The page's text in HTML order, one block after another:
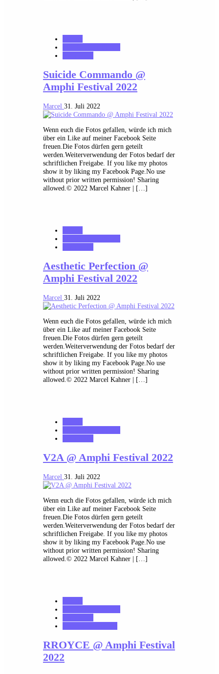
Suicide Commando @
Amphi Festival 2022
Marcel 31. Juli 2022
Wenn euch die Fotos gefallen, würde ich mich
über ein Like auf meiner Facebook Seite
freuen.Die Fotos dürfen gern geteilt
werden.Weiterverwendung der Fotos bedarf der
schriftlichen Freigabe. If you like my photos
show it by liking my Facebook Page.No use
without prior written permission! Sharing
allowed.© 2022 Marcel Kahner | […]
Aesthetic Perfection @
Amphi Festival 2022
Marcel 31. Juli 2022
Wenn euch die Fotos gefallen, würde ich mich
über ein Like auf meiner Facebook Seite
freuen.Die Fotos dürfen gern geteilt
werden.Weiterverwendung der Fotos bedarf der
schriftlichen Freigabe. If you like my photos
show it by liking my Facebook Page.No use
without prior written permission! Sharing
allowed.© 2022 Marcel Kahner | […]
V2A @ Amphi Festival 2022
Marcel 31. Juli 2022
Wenn euch die Fotos gefallen, würde ich mich
über ein Like auf meiner Facebook Seite
freuen.Die Fotos dürfen gern geteilt
werden.Weiterverwendung der Fotos bedarf der
schriftlichen Freigabe. If you like my photos
show it by liking my Facebook Page.No use
without prior written permission! Sharing
allowed.© 2022 Marcel Kahner | […]
RROYCE @ Amphi Festival
2022